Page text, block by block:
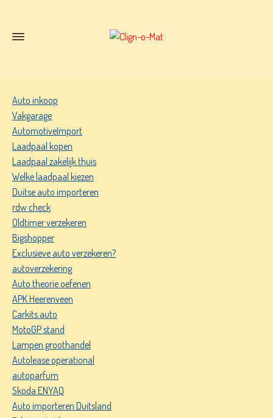
Auto inkoop
Vakgarage
AutomotiveImport
Laadpaal kopen
Laadpaal zakelijk thuis
Welke laadpaal kiezen
Duitse auto importeren
rdw check
Oldtimer verzekeren
Bigshopper
Exclusieve auto verzekeren?
autoverzekering
Auto theorie oefenen
APK Heerenveen
Carkits auto
MotoGP stand
Lampen groothandel
Autolease operational
autoparfum
Skoda ENYAQ
Auto importeren Duitsland